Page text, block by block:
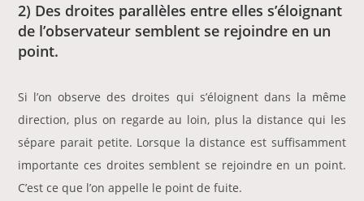
2) Des droites parallèles entre elles s’éloignant
de l’observateur semblent se rejoindre en un
point.
Si l’on observe des droites qui s’éloignent dans la même
direction, plus on regarde au loin, plus la distance qui les
sépare parait petite. Lorsque la distance est suffisamment
importante ces droites semblent se rejoindre en un point.
C’est ce que l’on appelle le point de fuite.